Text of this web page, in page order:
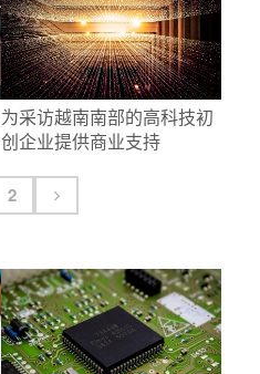
为采访越南南部的高科技初
创企业提供商业支持
2